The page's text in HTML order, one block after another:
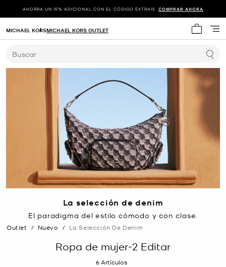
AHORRA UN 15% ADICIONAL CON EL CÓDIGO EXTRA15. COMPRAR AHORA
Mi
MICHAEL KORSMICHAEL KORS OUTLET
Buscar
La selección de denim
El paradigma del estilo cómodo y con clase.
Outlet / Nuevo / La Selección De Denim
Ropa de mujer-2 Editar
6Artículos